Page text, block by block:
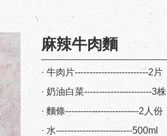
麻辣牛肉麵
· 牛肉片-------------------------2片
· 奶油白菜-----------------------3株
· 麵條-------------------------2人份
· 水--------------------------500ml